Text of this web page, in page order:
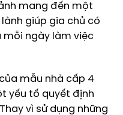
mang đến một
giúp gia chủ có
mỗi ngày làm việc
mẫu nhà cấp 4
yếu tố quyết định
vì sử dụng những